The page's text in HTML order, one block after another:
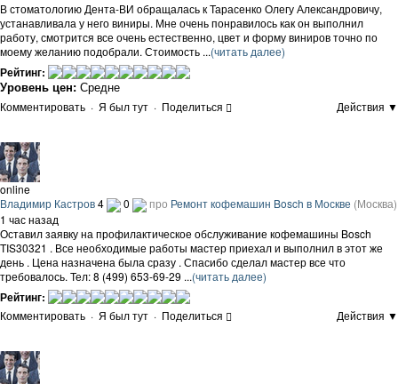
В стоматологию Дента-ВИ обращалась к Тарасенко Олегу Александровичу,
устанавливала у него виниры. Мне очень понравилось как он выполнил
работу, смотрится все очень естественно, цвет и форму виниров точно по
моему желанию подобрали. Стоимость ...(читать далее)
Рейтинг:
Уровень цен: Средне
Комментировать · Я был тут · Поделиться Действия ▼
online
Владимир Кастров4 0 про Ремонт кофемашин Bosch в Москве (Москва)
1 час назад
Оставил заявку на профилактическое обслуживание кофемашины Bosch
TIS30321 . Все необходимые работы мастер приехал и выполнил в этот же
день . Цена назначена была сразу . Спасибо сделал мастер все что
требовалось. Тел: 8 (499) 653-69-29 ...(читать далее)
Рейтинг:
Комментировать · Я был тут · Поделиться Действия ▼